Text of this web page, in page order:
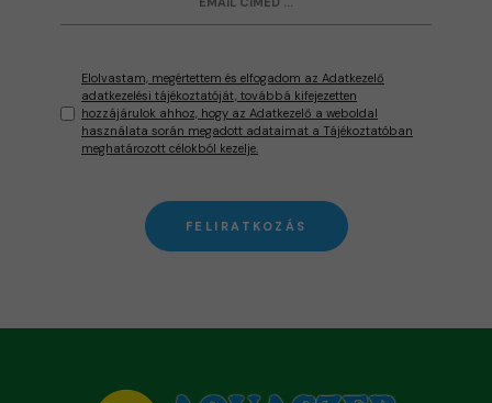
Elolvastam, megértettem és elfogadom az Adatkezelő
adatkezelési tájékoztatóját, továbbá kifejezetten
hozzájárulok ahhoz, hogy az Adatkezelő a weboldal
használata során megadott adataimat a Tájékoztatóban
meghatározott célokból kezelje.
FELIRATKOZÁS